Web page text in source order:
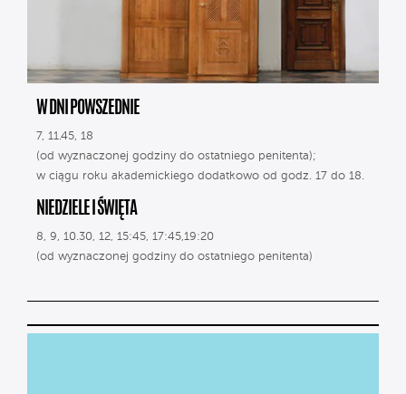
W DNI POWSZEDNIE
7, 11.45, 18
(od wyznaczonej godziny do ostatniego penitenta);
w ciągu roku akademickiego dodatkowo od godz. 17 do 18.
NIEDZIELE I ŚWIĘTA
8, 9, 10.30, 12, 15:45, 17:45,19:20
(od wyznaczonej godziny do ostatniego penitenta)